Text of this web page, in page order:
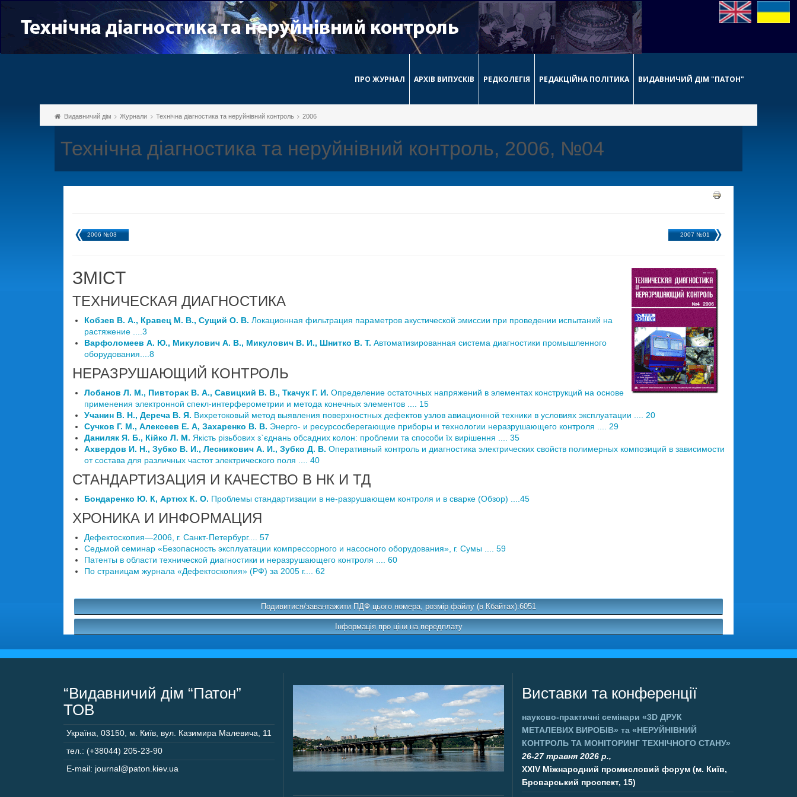
ПРО ЖУРНАЛ АРХІВ ВИПУСКІВ РЕДКОЛЕГІЯ РЕДАКЦІЙНА ПОЛІТИКА ВИДАВНИЧИЙ ДІМ "ПАТОН"
Видавничий дім Журнали Технічна діагностика та неруйнівний контроль 2006
Технічна діагностика та неруйнівний контроль, 2006, №04
2006 №03 2007 №01
ЗМІСТ
ТЕХНИЧЕСКАЯ ДИАГНОСТИКА
Кобзев В. А., Кравец М. В., Сущий О. В. Локационная фильтрация параметров акустической эмиссии при проведении испытаний на
растяжение ....3
Варфоломеев А. Ю., Микулович А. В., Микулович В. И., Шнитко В. Т. Автоматизированная система диагностики промыш­ленного
оборудования....8
НЕРАЗРУШАЮЩИЙ КОНТРОЛЬ
Лобанов Л. М., Пивторак В. А., Савицкий В. В., Ткачук Г. И. Определение остаточных напряжений в элементах конструкций на основе
применения электронной спекл-интерферометрии и метода конечных элементов .... 15
Учанин В. Н., Дереча В. Я. Вихретоковый метод выявления поверхностных дефектов узлов авиационной техники в условиях эксплуатации .... 20
Сучков Г. М., Алексеев Е. А, Захаренко В. В. Энерго- и ресурсосберегающие приборы и технологии неразрушающего контроля .... 29
Даниляк Я. Б., Кійко Л. М. Якість різьбових з`єднань обсадних колон: проблеми та способи їх вирішення .... 35
Ахвердов И. Н., Зубко В. И., Лесникович А. И., Зубко Д. В. Оперативный контроль и диагностика электрических свойств полимерных композиций в зависимости
от состава для различных частот электрического поля .... 40
СТАНДАРТИЗАЦИЯ И КАЧЕСТВО В НК И ТД
Бондаренко Ю. К, Артюх К. О. Проблемы стандартизации в не-разрушающем контроля и в сварке (Обзор) ....45
ХРОНИКА И ИНФОРМАЦИЯ
Дефектоскопия—2006, г. Санкт-Петербург.... 57
Седьмой семинар «Безопасность эксплуатации компрессорного и насосного оборудования», г. Сумы .... 59
Патенты в области технической диагностики и неразрушающего контроля .... 60
По страницам журнала «Дефектоскопия» (РФ) за 2005 г.... 62
Подивитися/завантажити ПДФ цього номера, розмір файлу (в Кбайтах):6051
Інформація про ціни на передплату
“Видавничий дім “Патон”
ТОВ
Україна 03150 м. Київ, вул. Казимира Малевича, 11
тел.: (+38044) 205-23-90
E-mail: journal@paton.kiev.ua
Виставки та конференції
науково-практичні семінари«3D ДРУК
МЕТАЛЕВИХ ВИРОБІВ» та«НЕРУЙНІВНИЙ
КОНТРОЛЬ ТА МОНІТОРИНГ ТЕХНІЧНОГО СТАНУ»
26-27 травня 2026 р.,
XXIV Міжнародний промисловий форум (м. Київ,
Броварський проспект, 15)